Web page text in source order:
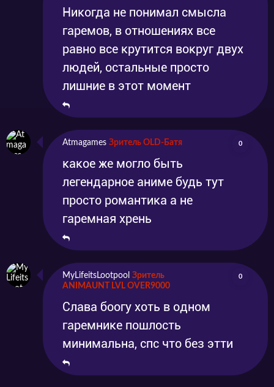
Никогда не понимал смысла
гаремов, в отношениях все
равно все крутится вокруг двух
людей, остальные просто
лишние в этот момент
Atmagames Зритель OLD-Батя 0
какое же могло быть
легендарное аниме будь тут
просто романтика а не
гаремная хрень
MyLifeitsLootpool Зритель
ANIMAUNT LVL OVER9000
0
Слава боогу хоть в одном
гаремнике пошлость
минимальна, спс что без этти